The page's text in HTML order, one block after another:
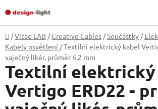
na
obsah
Domů
/Vitae LAB / Creative Cables /Součástky /
Kabely osvětlení /Textilní elektrický kabel
vaječný likér, průměr 6,2 mm
Textilní
Vertigo ERD22 -